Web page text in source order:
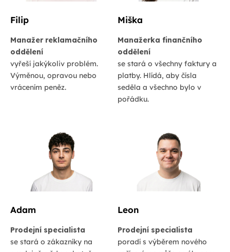
Filip
Manažer reklamačního
oddělení
vyřeší jakýkoliv problém.
Výměnou, opravou nebo
vrácením peněz.
Miška
Manažerka finančního
oddělení
se stará o všechny faktury a
platby. Hlídá, aby čísla
seděla a všechno bylo v
pořádku.
Adam
Prodejní specialista
se stará o zákazníky na
Leon
Prodejní specialista
poradí s výběrem nového